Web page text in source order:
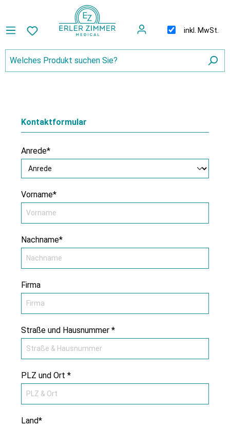
inkl. MwSt.
Kontaktformular
Anrede*
Vorname*
Nachname*
Firma
Straße und Hausnummer *
PLZ und Ort *
Land*